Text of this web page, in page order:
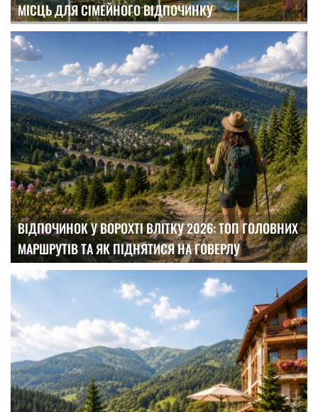
МІСЦЬ ДЛЯ СІМЕЙНОГО ВІДПОЧИНКУ
ВІДПОЧИНОК У ВОРОХТІ ВЛІТКУ 2026: ТОП ГОЛОВНИХ
МАРШРУТІВ ТА ЯК ПІДНЯТИСЯ НА ГОВЕРЛУ